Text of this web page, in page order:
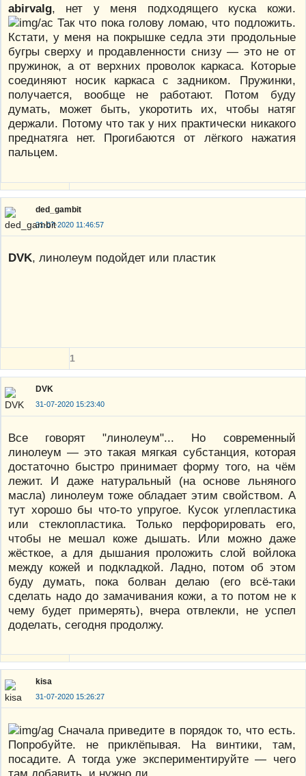
abirvalg, нет у меня подходящего куска кожи.
Так что пока голову ломаю, что подложить.
Кстати, у меня на покрышке седла эти продольные
бугры сверху и продавленности снизу — это не от
пружинок, а от верхних проволок каркаса. Которые
соединяют носик каркаса с задником. Пружинки,
получается, вообще не работают. Потом буду
думать, может быть, укоротить их, чтобы натяг
держали. Потому что так у них практически никакого
преднатяга нет. Прогибаются от лёгкого нажатия
пальцем.
ded_gambit
31-07-2020 11:46:57
DVK, линолеум подойдет или пластик
1
DVK
31-07-2020 15:23:40
Все говорят "линолеум"... Но современный
линолеум — это такая мягкая субстанция, которая
достаточно быстро принимает форму того, на чём
лежит. И даже натуральный (на основе льняного
масла) линолеум тоже обладает этим свойством. А
тут хорошо бы что-то упругое. Кусок углепластика
или стеклопластика. Только перфорировать его,
чтобы не мешал коже дышать. Или можно даже
жёсткое, а для дышания проложить слой войлока
между кожей и подкладкой. Ладно, потом об этом
буду думать, пока болван делаю (его всё-таки
сделать надо до замачивания кожи, а то потом не к
чему будет примерять), вчера отвлекли, не успел
доделать, сегодня продолжу.
kisa
31-07-2020 15:26:27
Сначала приведите в порядок то, что есть.
Попробуйте. не приклёпывая. На винтики, там,
посадите. А тогда уже экспериментируйте — чего
там добавить, и нужно ли.